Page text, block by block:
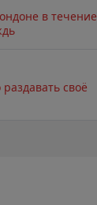
в течение
своё